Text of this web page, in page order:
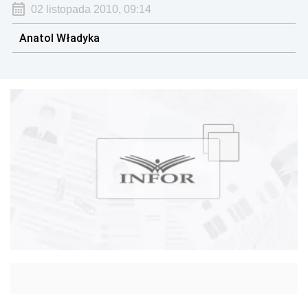
02 listopada 2010, 09:14
Anatol Władyka